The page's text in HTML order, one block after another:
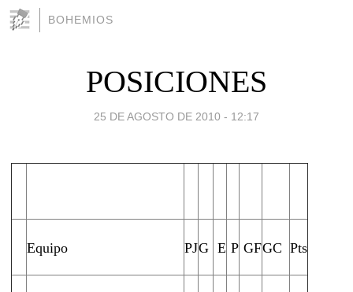
BOHEMIOS
POSICIONES
25 DE AGOSTO DE 2010 - 12:17
Equipo PJG E P GFGC Pts